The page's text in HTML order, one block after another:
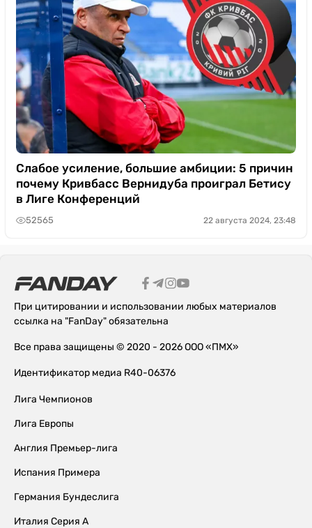
Слабое усиление, большие амбиции: 5 причин
почему Кривбасс Вернидуба проиграл Бетису
в Лиге Конференций
52565 22 августа 2024, 23:48
При цитировании и использовании любых материалов
ссылка на "FanDay" обязательна
Все права защищены © 2020 - 2026 ООО «ПМХ»
Идентификатор медиа R40-06376
Лига Чемпионов
Лига Европы
Англия Премьер-лига
Испания Примера
Германия Бундеслига
Италия Серия А